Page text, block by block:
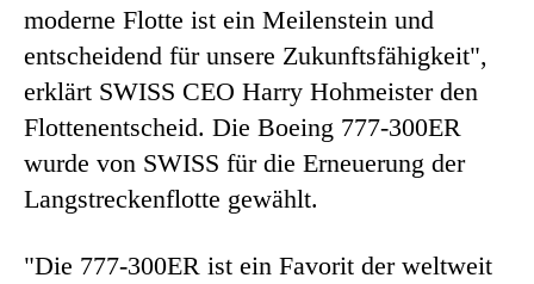
moderne Flotte ist ein Meilenstein und
entscheidend für unsere Zukunftsfähigkeit",
erklärt SWISS CEO Harry Hohmeister den
Flottenentscheid. Die Boeing 777-300ER
wurde von SWISS für die Erneuerung der
Langstreckenflotte gewählt.
"Die 777-300ER ist ein Favorit der weltweit